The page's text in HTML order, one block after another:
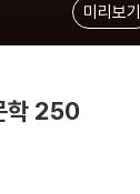
미리보기
학 250